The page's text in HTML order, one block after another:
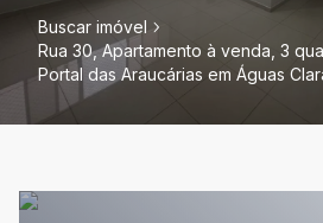
Buscar imóvel
Rua 30, Apartamento à venda, 3
Portal das Araucárias em Águas